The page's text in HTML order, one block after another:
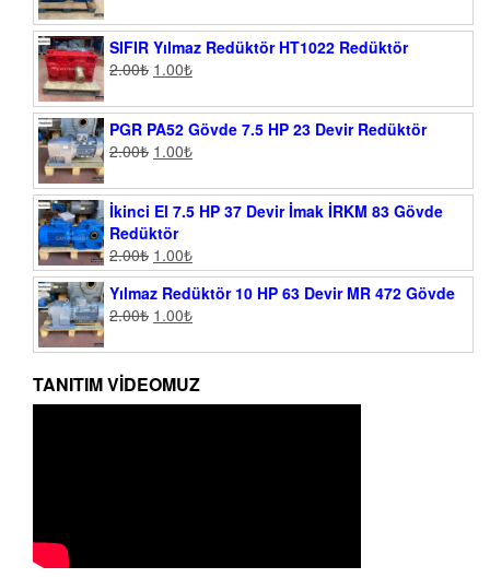
SIFIR Yılmaz Redüktör HT1022 Redüktör
2.00₺ 1.00₺
PGR PA52 Gövde 7.5 HP 23 Devir Redüktör
2.00₺ 1.00₺
İkinci El 7.5 HP 37 Devir İmak İRKM 83 Gövde
Redüktör
2.00₺ 1.00₺
Yılmaz Redüktör 10 HP 63 Devir MR 472 Gövde
2.00₺ 1.00₺
TANITIM VIDEOMUZ